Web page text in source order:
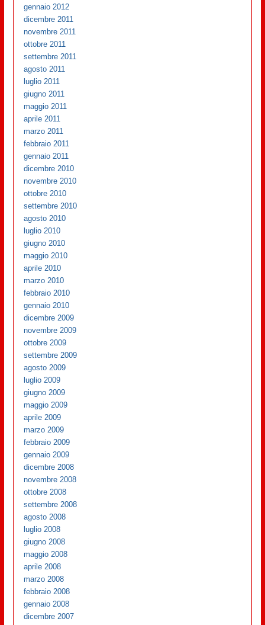
gennaio 2012
dicembre 2011
novembre 2011
ottobre 2011
settembre 2011
agosto 2011
luglio 2011
giugno 2011
maggio 2011
aprile 2011
marzo 2011
febbraio 2011
gennaio 2011
dicembre 2010
novembre 2010
ottobre 2010
settembre 2010
agosto 2010
luglio 2010
giugno 2010
maggio 2010
aprile 2010
marzo 2010
febbraio 2010
gennaio 2010
dicembre 2009
novembre 2009
ottobre 2009
settembre 2009
agosto 2009
luglio 2009
giugno 2009
maggio 2009
aprile 2009
marzo 2009
febbraio 2009
gennaio 2009
dicembre 2008
novembre 2008
ottobre 2008
settembre 2008
agosto 2008
luglio 2008
giugno 2008
maggio 2008
aprile 2008
marzo 2008
febbraio 2008
gennaio 2008
dicembre 2007